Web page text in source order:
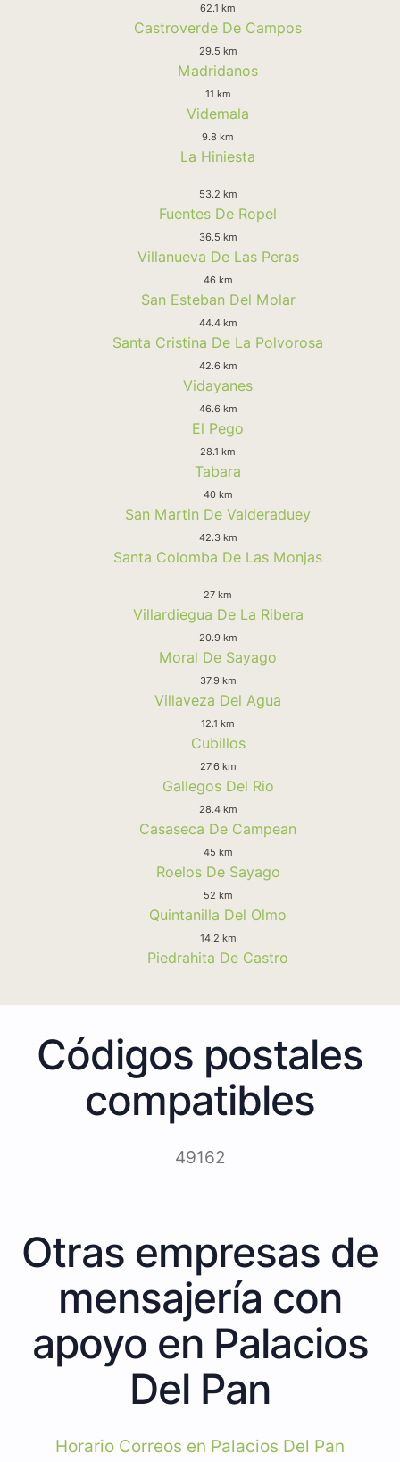
62.1 km
Castroverde De Campos
29.5 km
Madridanos
11 km
Videmala
9.8 km
La Hiniesta
53.2 km
Fuentes De Ropel
36.5 km
Villanueva De Las Peras
46 km
San Esteban Del Molar
44.4 km
Santa Cristina De La Polvorosa
42.6 km
Vidayanes
46.6 km
El Pego
28.1 km
Tabara
40 km
San Martin De Valderaduey
42.3 km
Santa Colomba De Las Monjas
27 km
Villardiegua De La Ribera
20.9 km
Moral De Sayago
37.9 km
Villaveza Del Agua
12.1 km
Cubillos
27.6 km
Gallegos Del Rio
28.4 km
Casaseca De Campean
45 km
Roelos De Sayago
52 km
Quintanilla Del Olmo
14.2 km
Piedrahita De Castro
Códigos postales
compatibles
49162
Otras empresas de
mensajería con
apoyo en Palacios
Del Pan
Horario Correos en Palacios Del Pan